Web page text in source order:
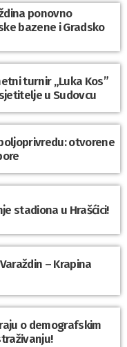
ponovno
bazene i Gradsko
turnir „Luka Kos”
u Sudovcu
otvorene
stadiona u Hrašćici!
– Krapina
o demografskim